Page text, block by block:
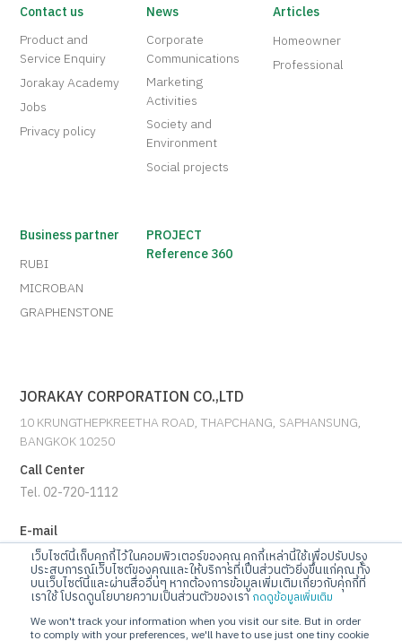
เว็บไซต์นี้เก็บคุกกี้ไว้ในคอมพิวเตอร์ของคุณ คุกกี้เหล่านี้ใช้เพื่อปรับปรุง
ประสบการณ์เว็บไซต์ของคุณและให้บริการที่เป็นส่วนตัวยิ่งขึ้นแก่คุณ ทั้ง
บนเว็บไซต์นี้และผ่านสื่ออื่นๆ หากต้องการข้อมูลเพิ่มเติมเกี่ยวกับคุกกี้ที่
เราใช้ โปรดดูนโยบายความเป็นส่วนตัวของเรากดดูข้อมูลเพิ่มเติม
We won't track your information when you visit our site. But in order
to comply with your preferences, we'll have to use just one tiny cookie
Contact us
Product and
Service Enquiry
Jorakay Academy
Jobs
Privacy policy
News
Corporate
Communications
Marketing
Activities
Society and
Environment
Social projects
Articles
Homeowner
Professional
Business partner
RUBI
MICROBAN
GRAPHENSTONE
PROJECT
Reference 360
JORAKAY CORPORATION CO.,LTD
10 KRUNGTHEPKREETHA ROAD, THAPCHANG, SAPHANSUNG,
BANGKOK 10250
Call Center
Tel. 02-720-1112
E-mail
info@jorakay.co.th
Social